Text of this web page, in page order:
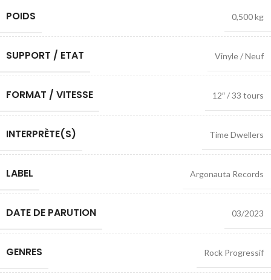
POIDS 0,500 kg
SUPPORT / ETAT Vinyle / Neuf
FORMAT / VITESSE 12″ / 33 tours
INTERPRÈTE(S) Time Dwellers
LABEL Argonauta Records
DATE DE PARUTION 03/2023
GENRES Rock Progressif